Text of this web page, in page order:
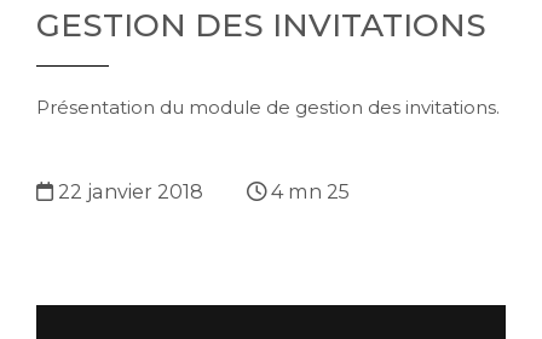
GESTION DES INVITATIONS
Présentation du module de gestion des invitations.
22 janvier 2018 4 mn 25